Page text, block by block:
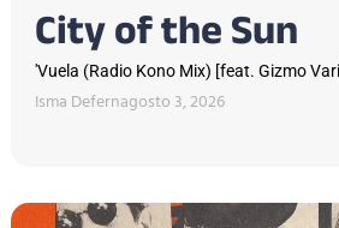
City of the Sun
'Vuela (Radio Kono Mix) [feat. Gizmo
Isma Defernagosto 3, 2026